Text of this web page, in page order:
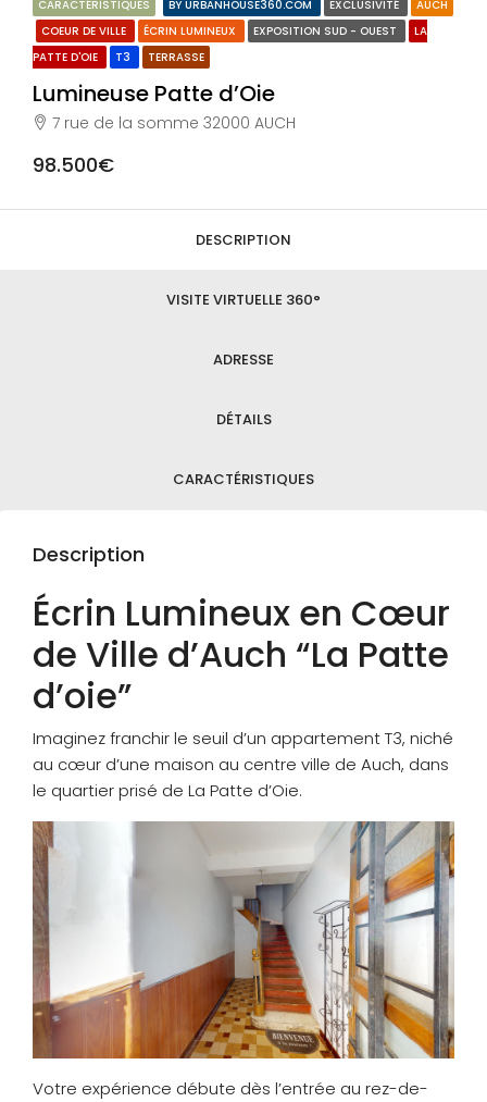
CARACTÉRISTIQUES BY URBANHOUSE360.COM EXCLUSIVITÉ
AUCH
COEUR DE VILLE
ÉCRIN LUMINEUX EXPOSITION SUD - OUEST
LA
PATTE D'OIE
T3 TERRASSE
Lumineuse Patte d’Oie
7 rue de la somme 32000 AUCH
98.500€
DESCRIPTION
VISITE VIRTUELLE 360°
ADRESSE
DÉTAILS
CARACTÉRISTIQUES
Description
Écrin Lumineux en Cœur
de Ville d’Auch “La Patte
d’oie”
Imaginez franchir le seuil d’un appartement T3, niché
au cœur d’une maison au centre ville de Auch, dans
le quartier prisé de La Patte d’Oie.
Votre expérience débute dès l’entrée au rez-de-